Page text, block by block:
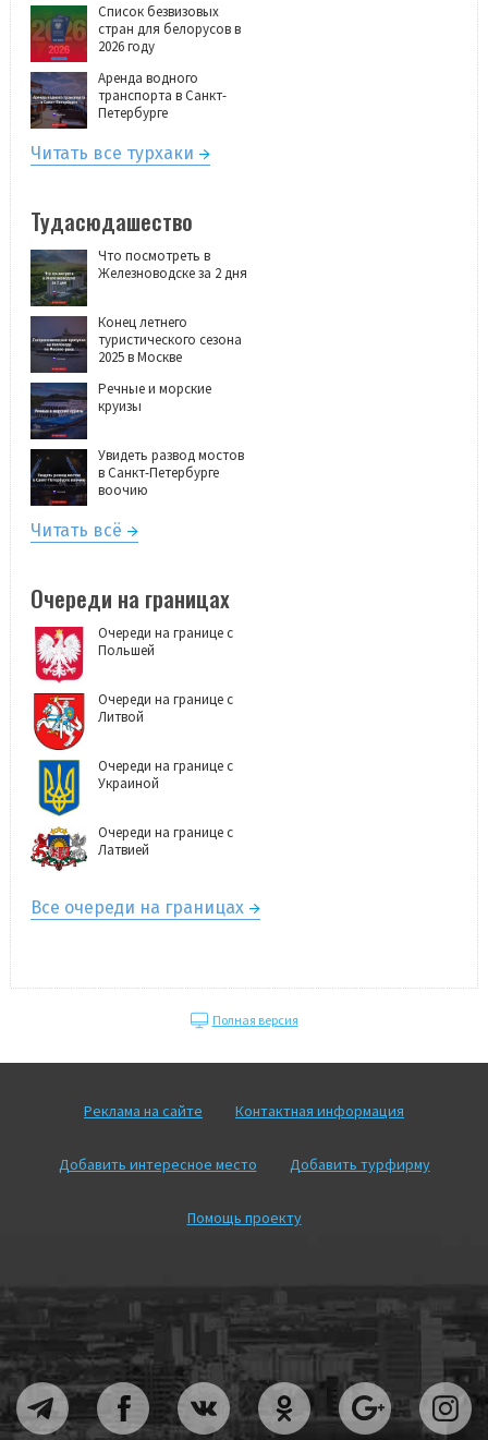
Список безвизовых
стран для белорусов в
2026 году
Аренда водного
транспорта в Санкт-
Петербурге
Читать все турхаки
Тудасюдашество
Что посмотреть в
Железноводске за 2 дня
Конец летнего
туристического сезона
2025 в Москве
Речные и морские
круизы
Увидеть развод мостов
в Санкт-Петербурге
воочию
Читать всё
Очереди на границах
Очереди на границе с
Польшей
Очереди на границе с
Литвой
Очереди на границе с
Украиной
Очереди на границе с
Латвией
Все очереди на границах
Полная версия
Реклама на сайте Контактная информация
Добавить интересное место Добавить турфирму
Помощь проекту